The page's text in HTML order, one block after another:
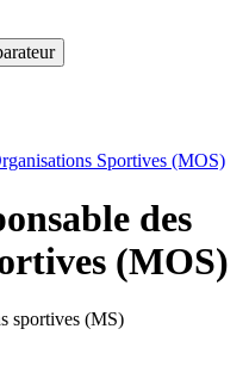
Sportives (MOS)
des
(MOS)
sportives (MS)